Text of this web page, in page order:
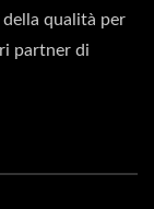
qualità per
partner di